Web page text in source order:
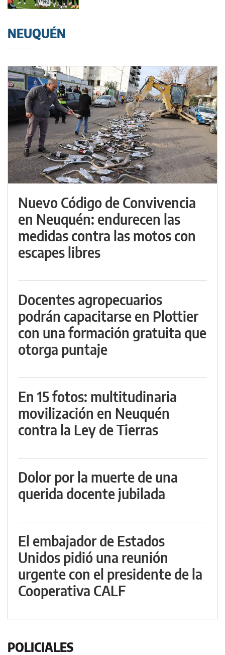
NEUQUÉN
Nuevo Código de Convivencia
en Neuquén: endurecen las
medidas contra las motos con
escapes libres
Docentes agropecuarios
podrán capacitarse en Plottier
con una formación gratuita que
otorga puntaje
En 15 fotos: multitudinaria
movilización en Neuquén
contra la Ley de Tierras
Dolor por la muerte de una
querida docente jubilada
El embajador de Estados
Unidos pidió una reunión
urgente con el presidente de la
Cooperativa CALF
POLICIALES